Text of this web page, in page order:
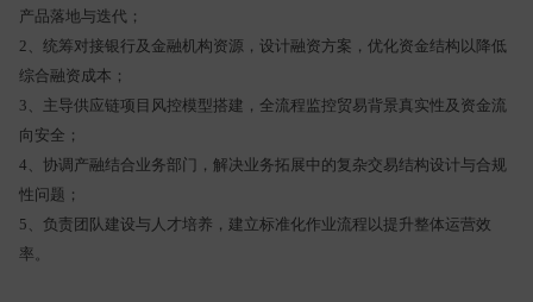
产品落地与迭代；
2、统筹对接银行及金融机构资源，设计融资方案，优化资金结构以降低
综合融资成本；
3、主导供应链项目风控模型搭建，全流程监控贸易背景真实性及资金流
向安全；
4、协调产融结合业务部门，解决业务拓展中的复杂交易结构设计与合规
性问题；
5、负责团队建设与人才培养，建立标准化作业流程以提升整体运营效
率。